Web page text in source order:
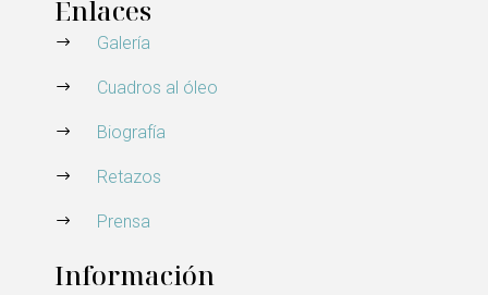
Enlaces
Galería
Cuadros al óleo
Biografía
Retazos
Prensa
Información